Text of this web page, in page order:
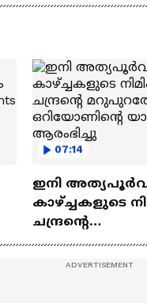
07:14
ഇനി
കാഴ്ച്ചകളുടെ
ചന്ദ്രന്റെ